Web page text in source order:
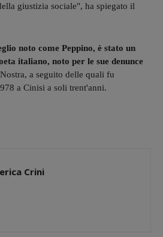
giustizia sociale", ha spiegato il
noto come Peppino, è stato un
italiano, noto per le sue denunce
a seguito delle quali fu
a Cinisi a soli trent'anni.
Crini